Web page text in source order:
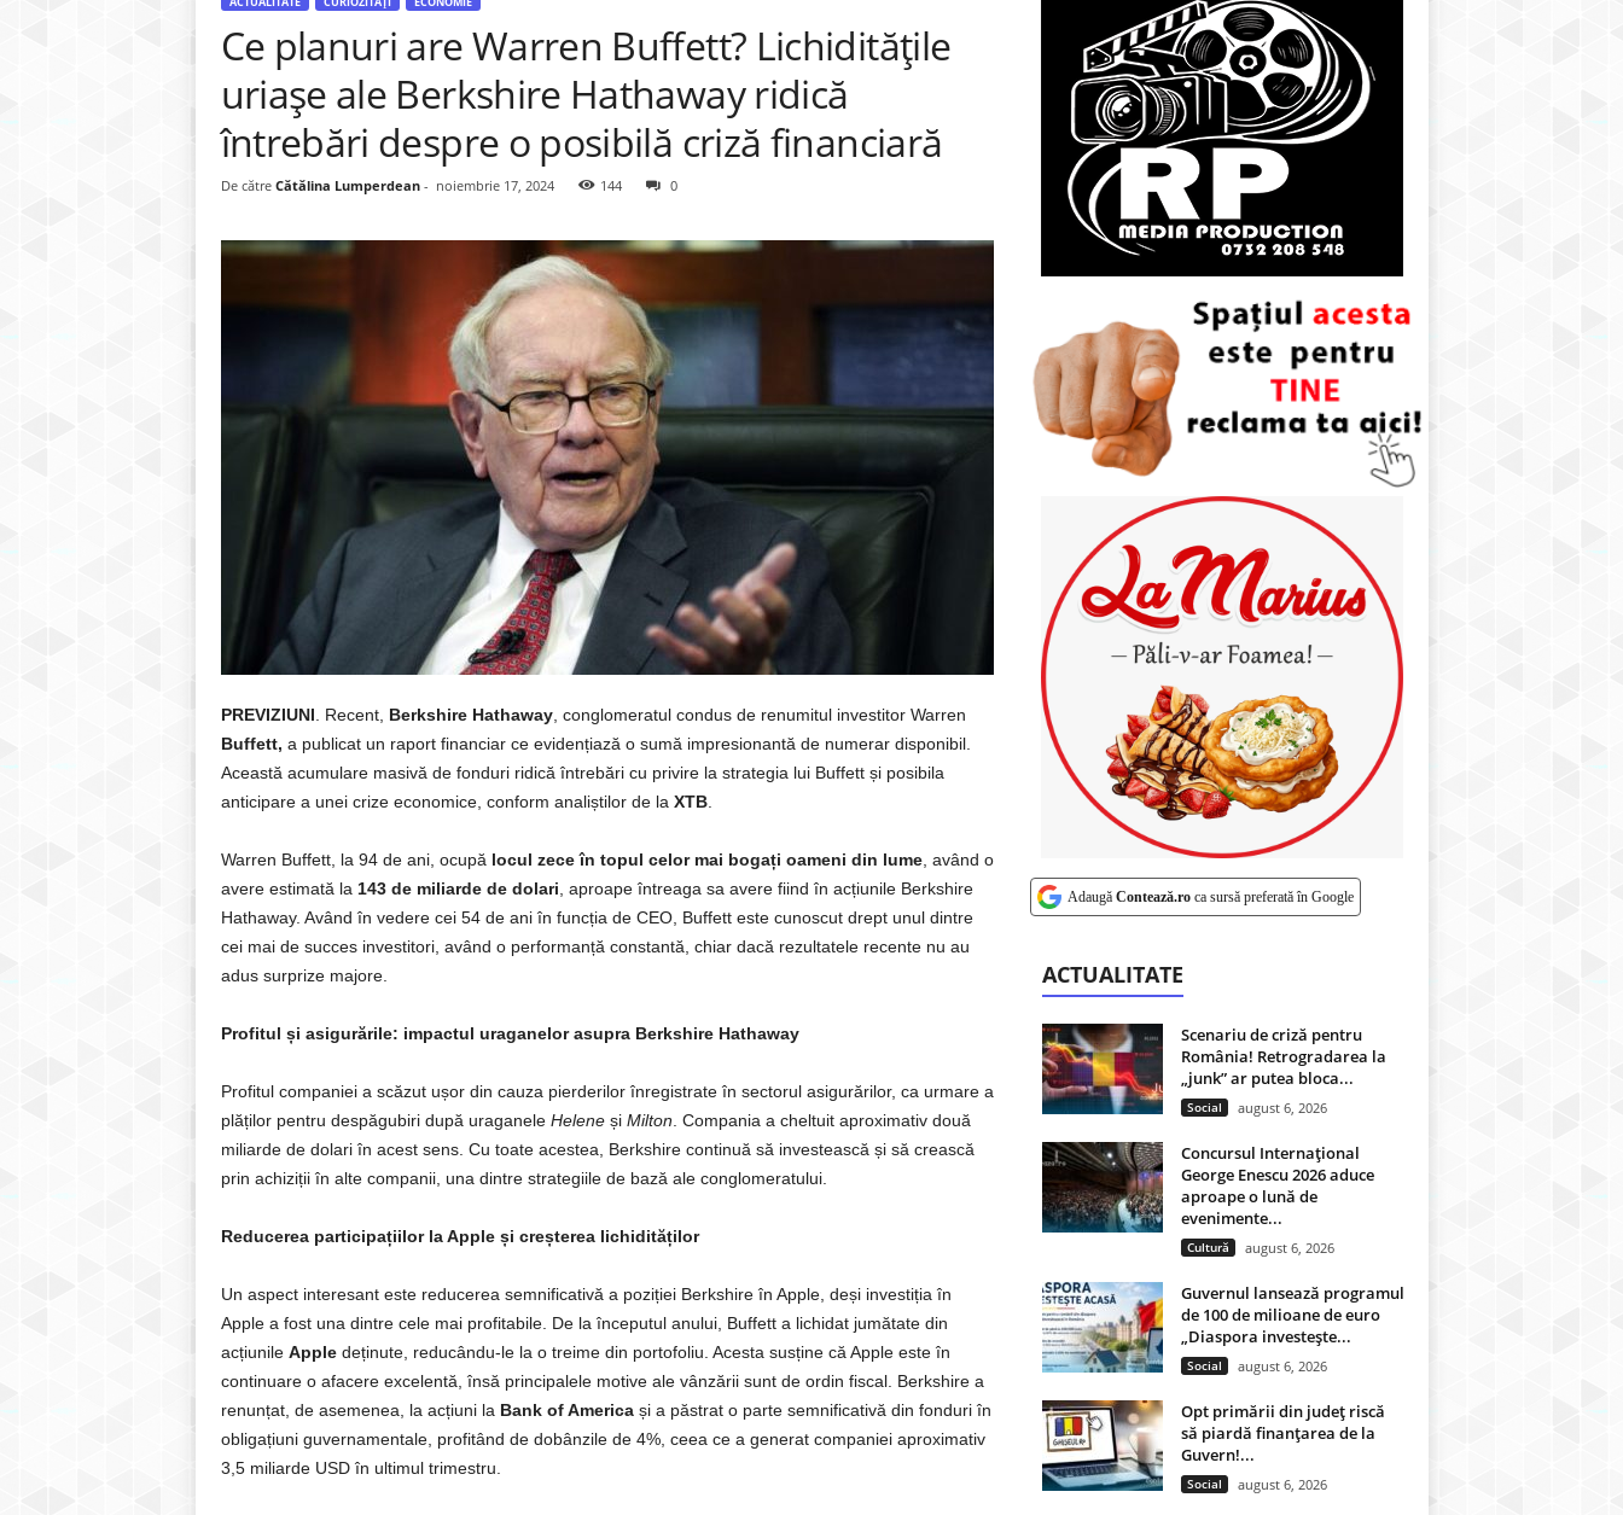
Ce planuri are Warren Buffett? Lichiditățile
uriașe ale Berkshire Hathaway ridică
întrebări despre o posibilă criză financiară
De către Cătălina Lumperdean- noiembrie 17, 2024 144 0
PREVIZIUNI . Recent, Berkshire Hathaway, conglomeratul condus de renumitul investitor Warren
Buffett, a publicat un raport financiar ce evidențiază o sumă impresionantă de numerar disponibil.
Această acumulare masivă de fonduri ridică întrebări cu privire la strategia lui Buffett și posibila
anticipare a unei crize economice, conform analiștilor de la XTB.
Warren Buffett, la 94 de ani, ocupă locul zece în topul celor mai bogați oameni din lume, având o
avere estimată la 143 de miliarde de dolari , aproape întreaga sa avere fiind în acțiunile Berkshire
Hathaway. Având în vedere cei 54 de ani în funcția de CEO, Buffett este cunoscut drept unul dintre
cei mai de succes investitori, având o performanță constantă, chiar dacă rezultatele recente nu au
adus surprize majore.
Profitul și asigurările: impactul uraganelor asupra Berkshire Hathaway
Profitul companiei a scăzut ușor din cauza pierderilor înregistrate în sectorul asigurărilor, ca urmare a
plăților pentru despăgubiri după uraganele Heleneși Milton . Compania a cheltuit aproximativ două
miliarde de dolari în acest sens. Cu toate acestea, Berkshire continuă să investească și să crească
prin achiziții în alte companii, una dintre strategiile de bază ale conglomeratului.
Reducerea participațiilor la Apple și creșterea lichidităților
Un aspect interesant este reducerea semnificativă a poziției Berkshire în Apple, deși investiția în
Apple a fost una dintre cele mai profitabile. De la începutul anului, Buffett a lichidat jumătate din
acțiunile Apple deținute, reducându-le la o treime din portofoliu. Acesta susține că Apple este în
continuare o afacere excelentă, însă principalele motive ale vânzării sunt de ordin fiscal. Berkshire a
renunțat, de asemenea, la acțiuni la Bank of Americași a păstrat o parte semnificativă din fonduri în
obligațiuni guvernamentale, profitând de dobânzile de 4%, ceea ce a generat companiei aproximativ
3,5 miliarde USD în ultimul trimestru.
Adaugă Contează.roca sursă preferată în Google
ACTUALITATE
Scenariu de criză pentru
România! Retrogradarea la
„junk” ar putea bloca...
Social august 6, 2026
Concursul Internațional
George Enescu 2026 aduce
aproape o lună de
evenimente...
Cultură august 6, 2026
Guvernul lansează programul
de 100 de milioane de euro
„Diaspora investește...
Social august 6, 2026
Opt primării din județ riscă
să piardă finanțarea de la
Guvern!...
Social august 6, 2026